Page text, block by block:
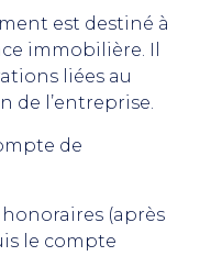
est destiné à
immobilière. Il
liées au
l’entreprise.
de
(après
le compte